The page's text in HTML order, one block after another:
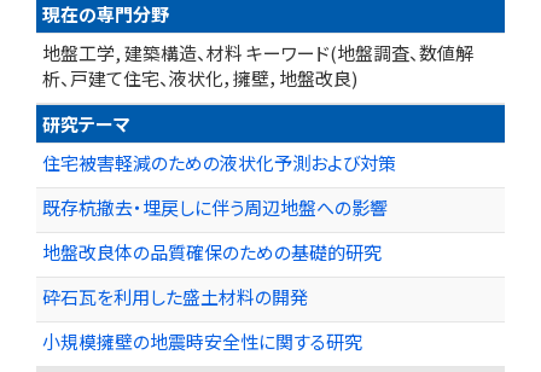
現在の専門分野
地盤工学, 建築構造、材料 キーワード(地盤調査、数値解
析、戸建て住宅、液状化，擁壁，地盤改良)
研究テーマ
住宅被害軽減のための液状化予測および対策
既存杭撤去・埋戻しに伴う周辺地盤への影響
地盤改良体の品質確保のための基礎的研究
砕石瓦を利用した盛土材料の開発
小規模擁壁の地震時安全性に関する研究